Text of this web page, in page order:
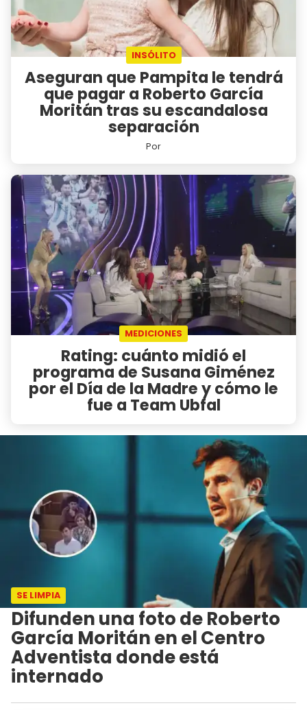
INSÓLITO
Aseguran que Pampita le tendrá
que pagar a Roberto García
Moritán tras su escandalosa
separación
Por
MEDICIONES
Rating: cuánto midió el
programa de Susana Giménez
por el Día de la Madre y cómo le
fue a Team Ubfal
SE LIMPIA
Difunden una foto de Roberto
García Moritán en el Centro
Adventista donde está
internado